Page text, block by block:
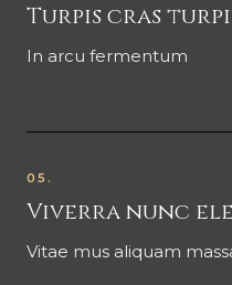
Turpis cras
In arcu fermentum
05.
Viverra nunc
Vitae mus aliquam